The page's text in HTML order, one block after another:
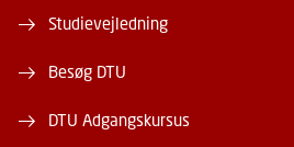
Studievejledning
Besøg DTU
DTU Adgangskursus